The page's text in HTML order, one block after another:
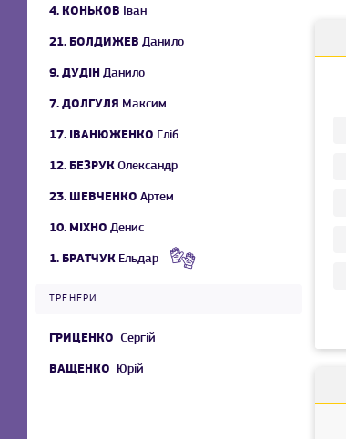
4. КОНЬКОВ Іван
21. БОЛДИЖЕВ Данило
9. ДУДІН Данило
7. ДОЛГУЛЯ Максим
17. ІВАНЮЖЕНКО Гліб
12. БЕЗРУК Олександр
23. ШЕВЧЕНКО Артем
10. МІХНО Денис
1. БРАТЧУК Ельдар
ТРЕНЕРИ
ГРИЦЕНКО Сергій
ВАЩЕНКО Юрій